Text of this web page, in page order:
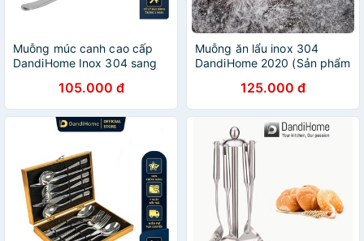
Muỗng múc canh cao cấp
DandiHome Inox 304 sang
105.000 đ
Muỗng ăn lẩu inox 304
DandiHome 2020 (Sản phẩm
125.000 đ